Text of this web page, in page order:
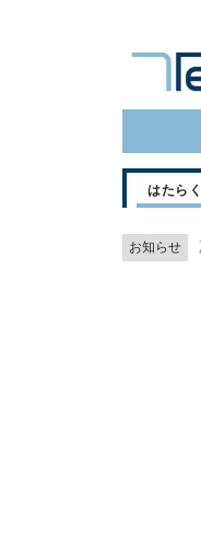
はたら
お知らせ